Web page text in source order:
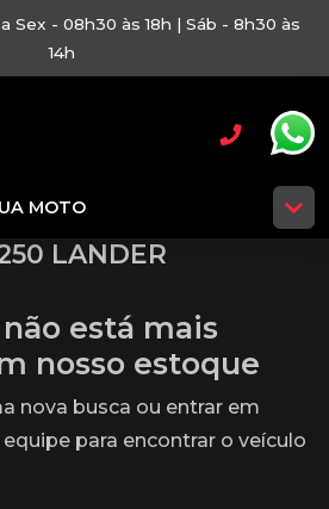
Sex - 08h30 às 18h | Sáb - 8h30 às
14h
MOTO
LANDER
está mais
nosso estoque
nova busca ou entrar em
para encontrar o veículo